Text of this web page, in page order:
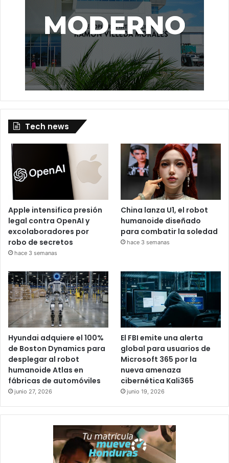
Tech news
Apple intensifica presión
legal contra OpenAI y
excolaboradores por
robo de secretos
hace 3 semanas
China lanza U1, el robot
humanoide diseñado
para combatir la soledad
hace 3 semanas
Hyundai adquiere el 100%
de Boston Dynamics para
desplegar al robot
humanoide Atlas en
fábricas de automóviles
junio 27, 2026
El FBI emite una alerta
global para usuarios de
Microsoft 365 por la
nueva amenaza
cibernética Kali365
junio 19, 2026